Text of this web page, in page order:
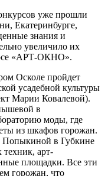
уже прошли
Екатеринбурге,
знания и
увеличило их
«АРТ-ОКНО».
Осколе пройдет
усадебной культуры
Марии Ковалевой).
в
моды, где
из шкафов горожан.
Попыкиной в Губкине
техник, арт-
площадки. Все эти
горожан, что